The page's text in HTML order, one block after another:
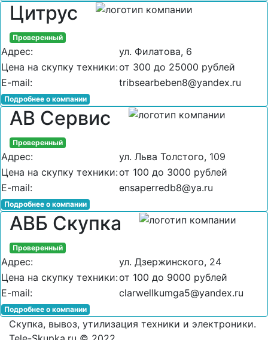
Цитрус
Проверенный
Адрес:
ул. Филатова, 6
Цена на скупку техники:от 300 до 25000 рублей
E-mail:
tribsearbeben8@yandex.ru
Подробнее о компании
АВ Сервис
Проверенный
Адрес:
ул. Льва Толстого, 109
Цена на скупку техники:от 100 до 3000 рублей
E-mail:
ensaperredb8@ya.ru
Подробнее о компании
АВБ Скупка
Проверенный
Адрес:
ул. Дзержинского, 24
Цена на скупку техники:от 100 до 9000 рублей
E-mail:
clarwellkumga5@yandex.ru
Подробнее о компании
Скупка, вывоз, утилизация техники и электроники.